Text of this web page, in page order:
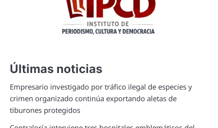
Últimas noticias
Empresario investigado por tráfico ilegal de especies y
crimen organizado continúa exportando aletas de
tiburones protegidos